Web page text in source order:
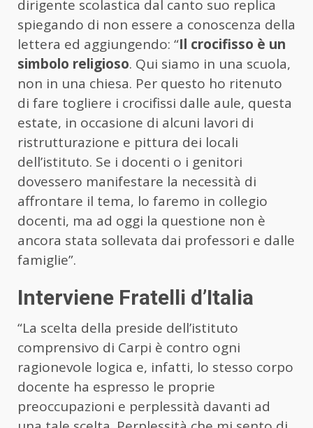
dirigente scolastica dal canto suo replica
spiegando di non essere a conoscenza della
lettera ed aggiungendo: “Il crocifisso è un
simbolo religioso. Qui siamo in una scuola,
non in una chiesa. Per questo ho ritenuto
di fare togliere i crocifissi dalle aule, questa
estate, in occasione di alcuni lavori di
ristrutturazione e pittura dei locali
dell’istituto. Se i docenti o i genitori
dovessero manifestare la necessità di
affrontare il tema, lo faremo in collegio
docenti, ma ad oggi la questione non è
ancora stata sollevata dai professori e dalle
famiglie”.
Interviene Fratelli d’Italia
“La scelta della preside dell’istituto
comprensivo di Carpi è contro ogni
ragionevole logica e, infatti, lo stesso corpo
docente ha espresso le proprie
preoccupazioni e perplessità davanti ad